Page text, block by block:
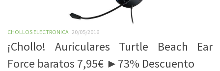
CHOLLOS ELECTRONICA 20/05/2016
¡Chollo! Auriculares Turtle Beach Ear
Force baratos 7,95€ ►73% Descuento